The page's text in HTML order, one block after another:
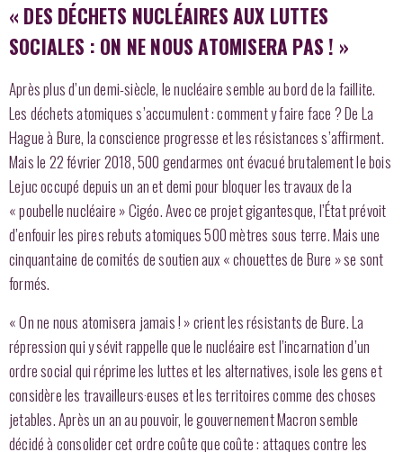
« DES DÉCHETS NUCLÉAIRES AUX LUTTES
SOCIALES : ON NE NOUS ATOMISERA PAS ! »
Après plus d’un demi-siècle, le nucléaire semble au bord de la faillite.
Les déchets atomiques s’accumulent : comment y faire face ? De La
Hague à Bure, la conscience progresse et les résistances s’affirment.
Mais le 22 février 2018, 500 gendarmes ont évacué brutalement le bois
Lejuc occupé depuis un an et demi pour bloquer les travaux de la
« poubelle nucléaire » Cigéo. Avec ce projet gigantesque, l’État prévoit
d’enfouir les pires rebuts atomiques 500 mètres sous terre. Mais une
cinquantaine de comités de soutien aux « chouettes de Bure » se sont
formés.
« On ne nous atomisera jamais ! » crient les résistants de Bure. La
répression qui y sévit rappelle que le nucléaire est l’incarnation d’un
ordre social qui réprime les luttes et les alternatives, isole les gens et
considère les travailleurs·euses et les territoires comme des choses
jetables. Après un an au pouvoir, le gouvernement Macron semble
décidé à consolider cet ordre coûte que coûte : attaques contre les